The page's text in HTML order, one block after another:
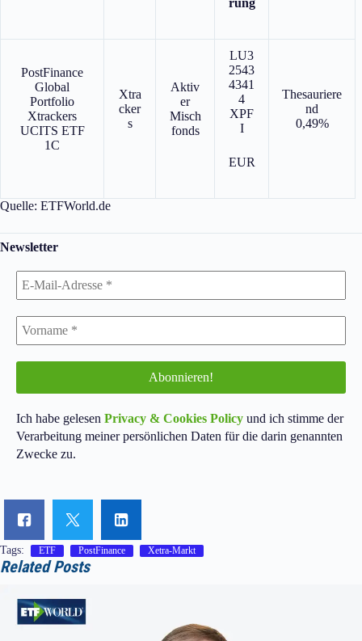
rung
PostFinance
Global
Portfolio
Xtrackers
UCITS ETF
1C
Xtra
cker
s
Aktiv
er
Misch
fonds
LU3
2543
4341
4
XPF
I
EUR
Thesauriere
nd
0,49%
Quelle: ETFWorld.de
Newsletter
Ich habe gelesen Privacy & Cookies Policy und ich stimme der
Verarbeitung meiner persönlichen Daten für die darin genannten
Zwecke zu.
Tags: ETF PostFinance Xetra-Markt
Related Posts